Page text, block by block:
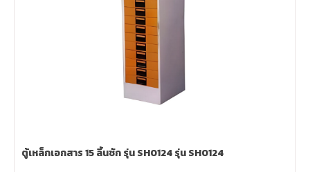
ตู้เหล็กเอกสาร 15 ลิ้นชัก รุ่น SH0124 รุ่น SH0124